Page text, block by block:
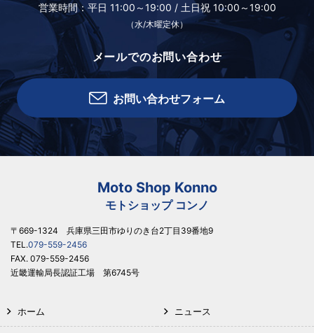
営業時間：平日 11:00～19:00 / 土日祝 10:00～19:00
（水/木曜定休）
メールでのお問い合わせ
お問い合わせフォーム
Moto Shop Konno
モトショップ コンノ
〒669-1324 兵庫県三田市ゆりのき台2丁目39番地9
TEL.079-559-2456
FAX. 079-559-2456
近畿運輸局長認証工場 第6745号
ホーム ニュース